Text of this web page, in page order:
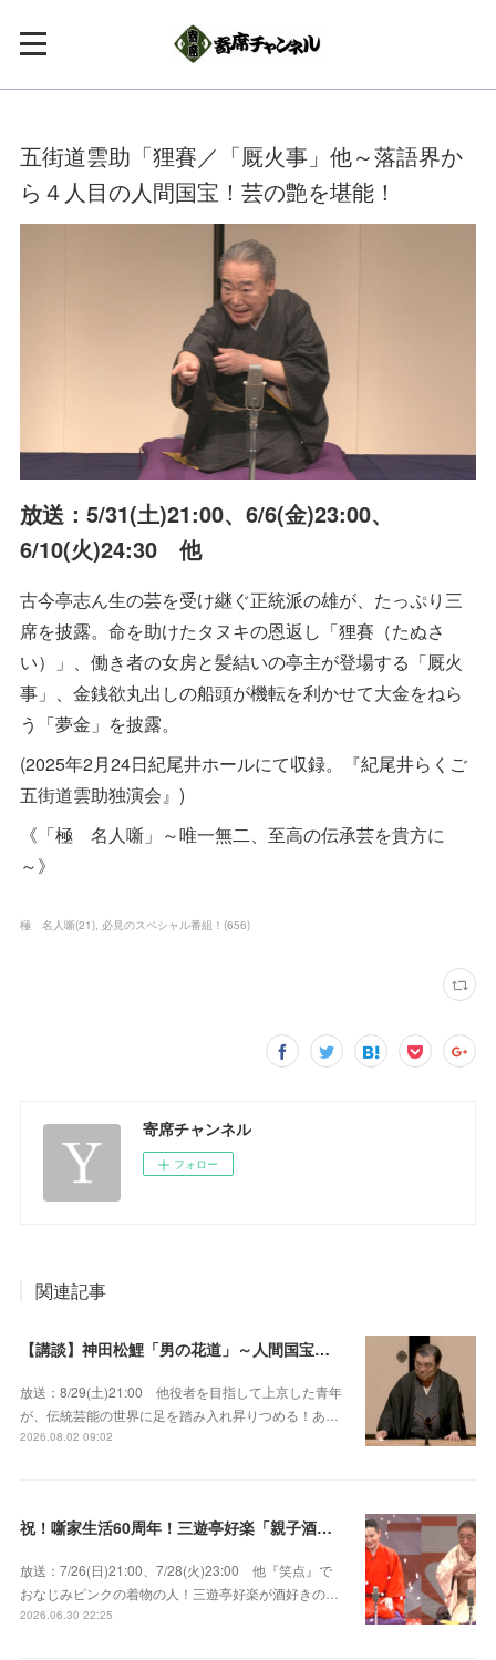
五街道雲助「狸賽／「厩火事」他～落語界か
ら４人目の人間国宝！芸の艶を堪能！
放送：5/31(土)21:00、6/6(金)23:00、
6/10(火)24:30 他
古今亭志ん生の芸を受け継ぐ正統派の雄が、たっぷり三
席を披露。命を助けたタヌキの恩返し「狸賽（たぬさ
い）」、働き者の女房と髪結いの亭主が登場する「厩火
事」、金銭欲丸出しの船頭が機転を利かせて大金をねら
う「夢金」を披露。
(2025年2月24日紀尾井ホールにて収録。『紀尾井らくご
五街道雲助独演会』)
《「極 名人噺」～唯一無二、至高の伝承芸を貴方に
～》
極 名人噺(21) 必見のスペシャル番組！ (656)
寄席チャンネル
フォロー
関連記事
【講談】神田松鯉「男の花道」～人間国宝が男の約束を描いた大作を披露！
放送：8/29(土)21:00 他役者を目指して上京した青年
が、伝統芸能の世界に足を踏み入れ昇りつめる！あ…
2026.08.02 09:02
祝！噺家生活60周年！三遊亭好楽「親子酒」錦笑亭満堂「桜ん坊」～満堂フェス2026
放送：7/26(日)21:00、7/28(火)23:00 他『笑点』で
おなじみピンクの着物の人！三遊亭好楽が酒好きの…
2026.06.30 22:25